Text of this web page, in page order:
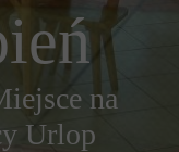
na
Urlop